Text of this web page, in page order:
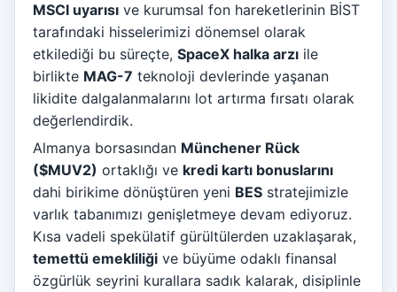
MSCI uyarısı ve kurumsal fon hareketlerinin BİST
tarafındaki hisselerimizi dönemsel olarak
etkilediği bu süreçte, SpaceX halka arzı ile
birlikte MAG-7 teknoloji devlerinde yaşanan
likidite dalgalanmalarını lot artırma fırsatı olarak
değerlendirdik.
Almanya borsasından Münchener Rück
($MUV2) ortaklığı ve kredi kartı bonuslarını
dahi birikime dönüştüren yeni BES stratejimizle
varlık tabanımızı genişletmeye devam ediyoruz.
Kısa vadeli spekülatif gürültülerden uzaklaşarak,
temettü emekliliği ve büyüme odaklı finansal
özgürlük seyrini kurallara sadık kalarak, disiplinle